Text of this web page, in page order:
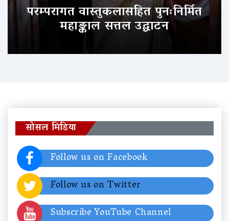
परम्परागत वास्तुकलासहित पुनःनिर्मित
महाङ्काल सत्तल उद्घाटन
सोसल मिडिया
Follow us on Facebook
Follow us on Twitter
Subscribe YouTube Channel